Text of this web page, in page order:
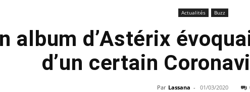
Actualités Buzz
album d’Astérix
d’un certain
Par Lassana - 01/03/2020